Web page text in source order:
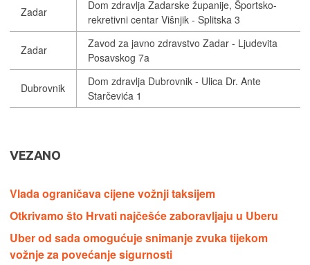
Zadar
Dom zdravlja Zadarske županije, Športsko-
rekretivni centar Višnjik - Splitska 3
Zadar
Zavod za javno zdravstvo Zadar - Ljudevita
Posavskog 7a
Dubrovnik
Dom zdravlja Dubrovnik - Ulica Dr. Ante
Starčevića 1
VEZANO
Vlada ograničava cijene vožnji taksijem
Otkrivamo što Hrvati najčešće zaboravljaju u Uberu
Uber od sada omogućuje snimanje zvuka tijekom
vožnje za povećanje sigurnosti